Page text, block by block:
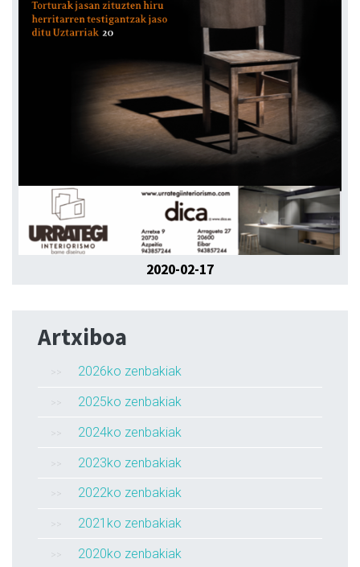
2020-02-17
Artxiboa
2026ko zenbakiak
2025ko zenbakiak
2024ko zenbakiak
2023ko zenbakiak
2022ko zenbakiak
2021ko zenbakiak
2020ko zenbakiak